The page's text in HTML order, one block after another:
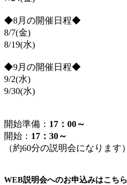
◆8月の開催日程◆
8/7(金)
8/19(水)
◆9月の開催日程◆
9/2(水)
9/30(水)
開始準備： 17：00～
開始： 17：30～
（約60分の説明会になります）
WEB説明会へのお申込みはこちら